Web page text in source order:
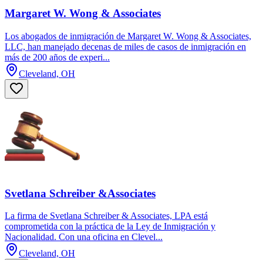
Margaret W. Wong & Associates
Los abogados de inmigración de Margaret W. Wong & Associates,
LLC, han manejado decenas de miles de casos de inmigración en
más de 200 años de experi...
Cleveland, OH
Svetlana Schreiber &Associates
La firma de Svetlana Schreiber & Associates, LPA está
comprometida con la práctica de la Ley de Inmigración y
Nacionalidad. Con una oficina en Clevel...
Cleveland, OH